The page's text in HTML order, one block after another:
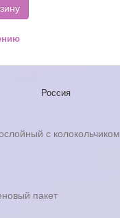
Россия
с колокольчиком
пакет